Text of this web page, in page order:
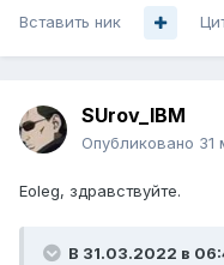
Вставить ник
SUrov_IBM
Опубликовано 31
Eoleg, здравствуйте.
В 31.03.2022 в